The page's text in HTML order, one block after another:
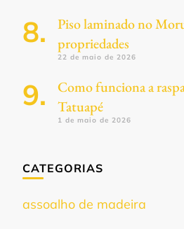
Piso laminado no
propriedades
22 de maio de 2026
Como funciona a
Tatuapé
1 de maio de 2026
CATEGORIAS
assoalho de madeira